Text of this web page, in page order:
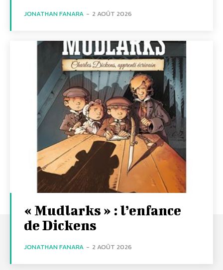
JONATHAN FANARA - 2 AOÛT 2026
« Mudlarks » : l’enfance
de Dickens
JONATHAN FANARA - 2 AOÛT 2026